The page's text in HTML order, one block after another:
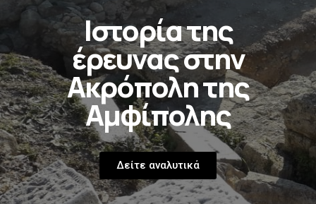
Ιστορία της
έρευνας στην
Ακρόπολη της
Αμφίπολης
Δείτε αναλυτικά